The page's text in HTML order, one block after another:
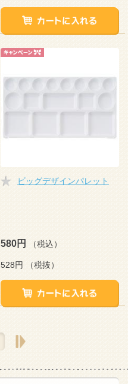
ビッグデザインパレット
580円 （税込）
528円 （税抜）